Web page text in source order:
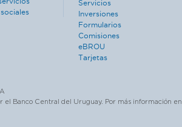
Servicios
Inversiones
Formularios
Comisiones
eBROU
Tarjetas
el Banco Central del Uruguay. Por más información en